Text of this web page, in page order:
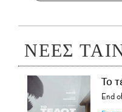
ΝΕΕΣ
Το
End